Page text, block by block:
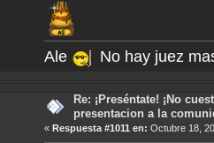
Ale No hay juez
Re: ¡Preséntate! ¡No
presentacion a la
« Respuesta #1011 en: Octubre 18,